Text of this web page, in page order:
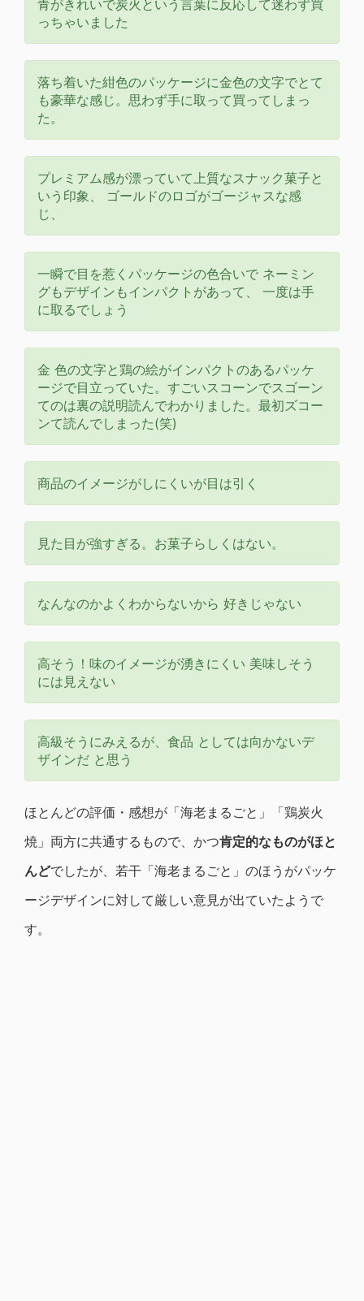
青がきれいで炭火という言葉に反応して迷わず買
っちゃいました
落ち着いた紺色のパッケージに金色の文字でとて
も豪華な感じ。思わず手に取って買ってしまっ
た。
プレミアム感が漂っていて上質なスナック菓子と
いう印象、 ゴールドのロゴがゴージャスな感
じ、
一瞬で目を惹くパッケージの色合いで ネーミン
グもデザインもインパクトがあって、 一度は手
に取るでしょう
金 色の文字と鶏の絵がインパクトのあるパッケ
ージで目立っていた。すごいスコーンでスゴーン
てのは裏の説明読んでわかりました。最初ズコー
ンて読んでしまった(笑)
商品のイメージがしにくいが目は引く
見た目が強すぎる。お菓子らしくはない。
なんなのかよくわからないから 好きじゃない
高そう！味のイメージが湧きにくい 美味しそう
には見えない
高級そうにみえるが、食品 としては向かないデ
ザインだ と思う
ほとんどの評価・感想が「海老まるごと」「鶏炭火
焼」両方に共通するもので、かつ肯定的なものがほと
んどでしたが、若干「海老まるごと」のほうがパッケ
ージデザインに対して厳しい意見が出ていたようで
す。